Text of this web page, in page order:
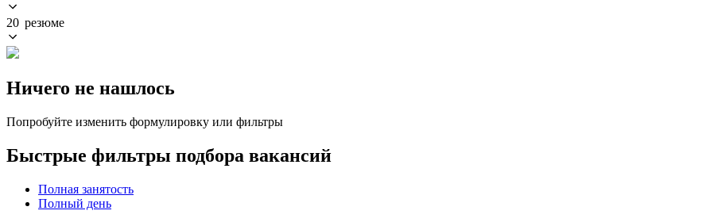
20 резюме
Ничего не нашлось
Попробуйте изменить формулировку или фильтры
Быстрые фильтры подбора вакансий
Полная занятость
Полный день